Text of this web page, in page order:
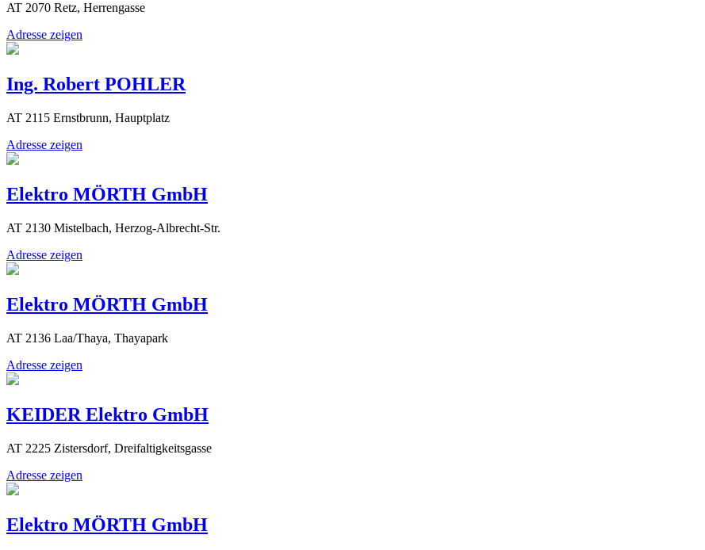
AT 2070 Retz, Herrengasse
Adresse zeigen
Ing. Robert POHLER
AT 2115 Ernstbrunn, Hauptplatz
Adresse zeigen
Elektro MÖRTH GmbH
AT 2130 Mistelbach, Herzog-Albrecht-Str.
Adresse zeigen
Elektro MÖRTH GmbH
AT 2136 Laa/Thaya, Thayapark
Adresse zeigen
KEIDER Elektro GmbH
AT 2225 Zistersdorf, Dreifaltigkeitsgasse
Adresse zeigen
Elektro MÖRTH GmbH